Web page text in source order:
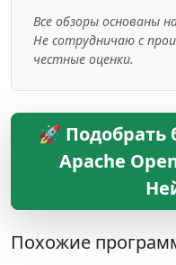
Все обзоры основаны
Не сотрудничаю с
честные оценки.
🚀 Подобрать
Apache
Похожие